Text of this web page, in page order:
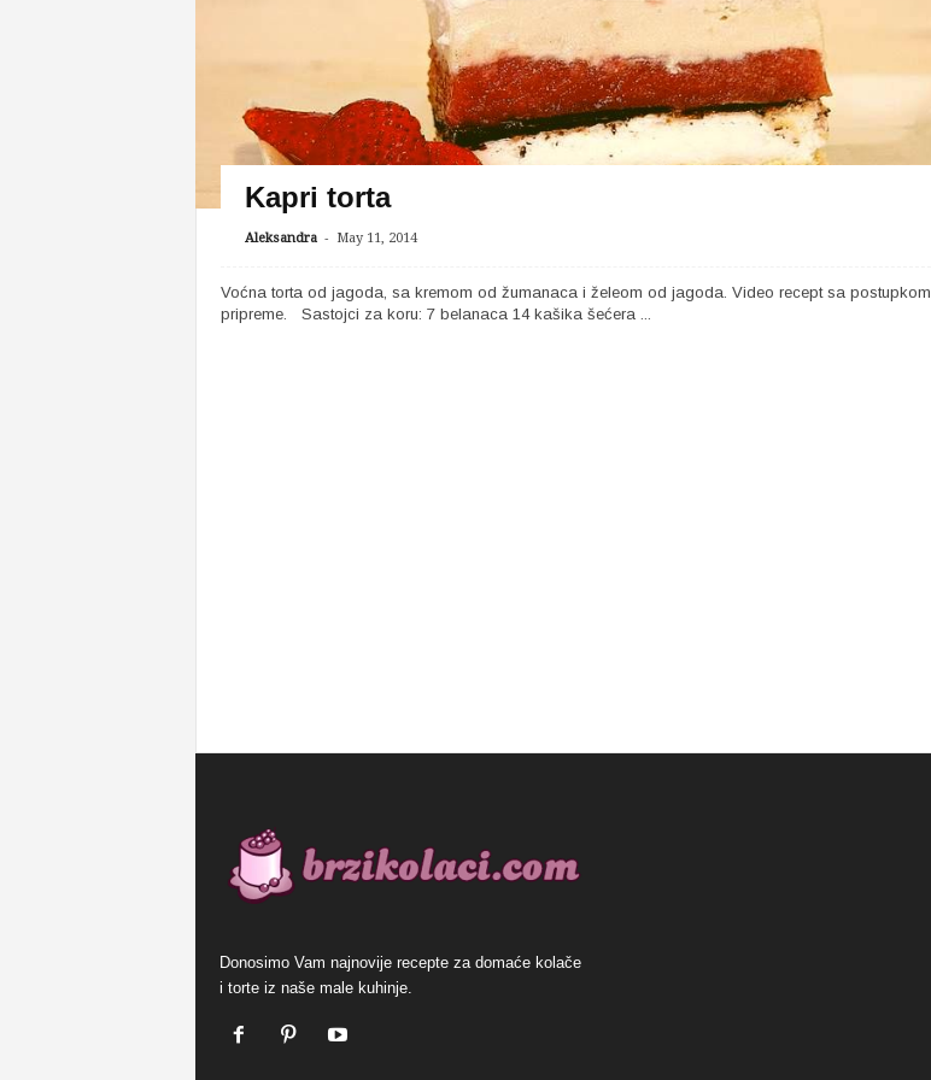
Kapri torta
Aleksandra - May 11, 2014
Voćna torta od jagoda, sa kremom od žumanaca i želeom od jagoda. Video recept sa postupkom
pripreme. Sastojci za koru: 7 belanaca 14 kašika šećera ...
Donosimo Vam najnovije recepte za domaće kolače
i torte iz naše male kuhinje.